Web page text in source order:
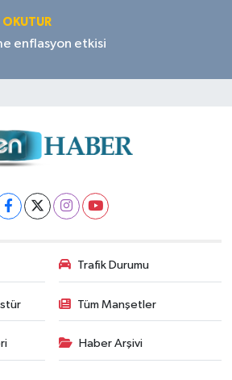
OKUTUR
enflasyon etkisi
Trafik Durumu
Tüm Manşetler
Haber Arşivi